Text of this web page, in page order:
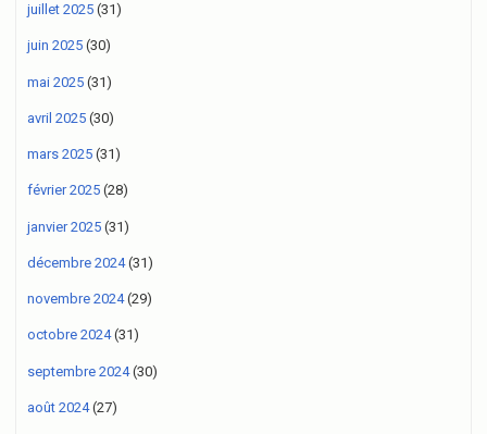
juillet 2025 (31)
juin 2025 (30)
mai 2025 (31)
avril 2025 (30)
mars 2025 (31)
février 2025 (28)
janvier 2025 (31)
décembre 2024(31)
novembre 2024(29)
octobre 2024(31)
septembre 2024(30)
août 2024(27)